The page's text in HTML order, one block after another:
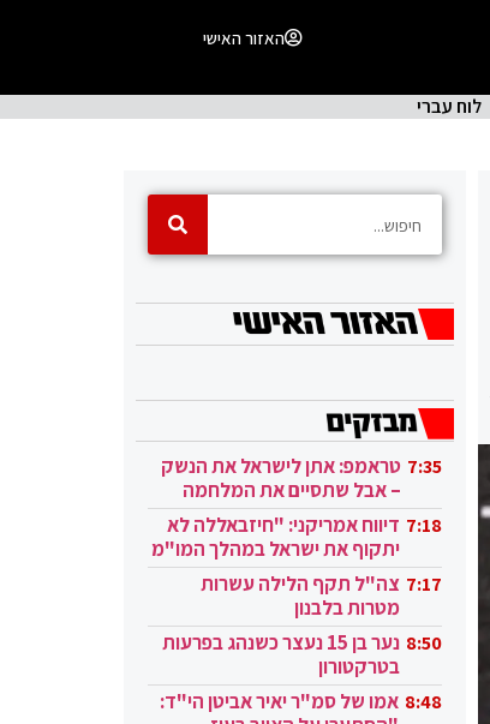
האזור האישי
לוח עברי
7:35 טראמפ: אתן לישראל את הנשק
– אבל שתסיים את המלחמה
בעזה 7:18 דיווח אמריקני: "חיזבאללה לא
יתקוף את ישראל במהלך המו"מ
בקטאר" 7:17 צה"ל תקף הלילה עשרות
מטרות בלבנון
8:50
נער בן 15 נעצר כשנהג בפרעות
בטרקטורון
8:48 אמו של סמ"ר יאיר אביטן הי"ד: